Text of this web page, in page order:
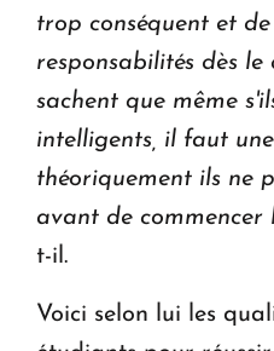
trop conséquent et
responsabilités dès
sachent que même
intelligents, il faut
théoriquement ils ne
avant de
t-il.
Voici selon lui les